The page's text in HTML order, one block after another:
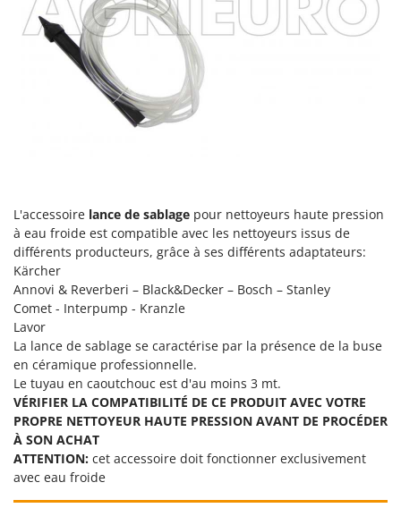
Ooni
Oriental Koshin
Outdoorchef
Philips
Pramac
Prismafood
R
Rato
Reber
Redback
Resto Italia
Ribimex
Ripartrak
L'accessoire lance de sablage pour nettoyeurs haute pression
à eau froide est compatible avec les nettoyeurs issus de
différents producteurs, grâce à ses différents adaptateurs:
Kärcher
Annovi & Reverberi – Black&Decker – Bosch – Stanley
Comet - Interpump - Kranzle
Lavor
La lance de sablage se caractérise par la présence de la buse
en céramique professionnelle.
Le tuyau en caoutchouc est d'au moins 3 mt.
VÉRIFIER LA COMPATIBILITÉ DE CE PRODUIT AVEC VOTRE
PROPRE NETTOYEUR HAUTE PRESSION AVANT DE PROCÉDER
À SON ACHAT
ATTENTION: cet accessoire doit fonctionner exclusivement
avec eau froide